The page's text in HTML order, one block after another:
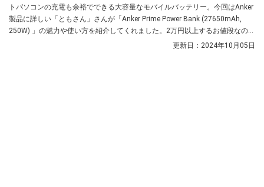
トパソコンの充電も余裕でできる大容量なモバイルバッテリー。今回はAnker
製品に詳しい「ともさん」さんが「Anker Prime Power Bank (27650mAh,
250W) 」の魅力や使い方を紹介してくれました。2万円以上するお値段なので
すが、本体への充電も早く、細かな操作も可能なのだそう。高性能なモバイ
更新日： 2024年10月05日